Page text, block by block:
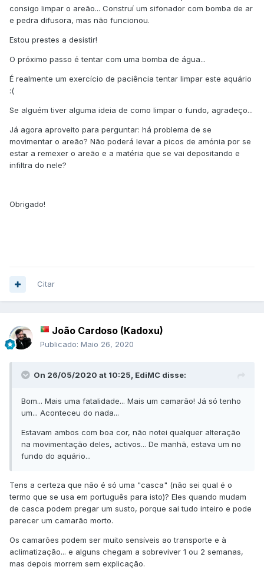
consigo limpar o areão... Construí um sifonador com bomba de ar
e pedra difusora, mas não funcionou.
Estou prestes a desistir!
O próximo passo é tentar com uma bomba de água...
É realmente um exercício de paciência tentar limpar este aquário
:(
Se alguém tiver alguma ideia de como limpar o fundo, agradeço...
Já agora aproveito para perguntar: há problema de se
movimentar o areão? Não poderá levar a picos de amónia por se
estar a remexer o areão e a matéria que se vai depositando e
infiltra do nele?
Obrigado!
Citar
João Cardoso (Kadoxu)
Publicado: Maio 26, 2020
On 26/05/2020 at 10:25, EdiMC disse:
Bom... Mais uma fatalidade... Mais um camarão! Já só tenho
um... Aconteceu do nada...
Estavam ambos com boa cor, não notei qualquer alteração
na movimentação deles, activos... De manhã, estava um no
fundo do aquário...
Tens a certeza que não é só uma "casca" (não sei qual é o
termo que se usa em português para isto)? Eles quando mudam
de casca podem pregar um susto, porque sai tudo inteiro e pode
parecer um camarão morto.
Os camarões podem ser muito sensíveis ao transporte e à
aclimatização... e alguns chegam a sobreviver 1 ou 2 semanas,
mas depois morrem sem explicação.